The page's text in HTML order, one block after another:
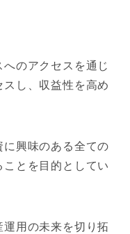
のアクセスを通じ
し、収益性を高め
興味のある全ての
とを目的としてい
用の未来を切り拓